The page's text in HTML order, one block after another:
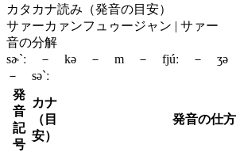
カタカナ読み（発音の目安）
サァーカァンフュゥージャン | サァー
音の分解
sɚ`ː － kə － m － fjúː －
－ sə`ː
発
音
記
号
カナ
（目
安）
発音の仕方